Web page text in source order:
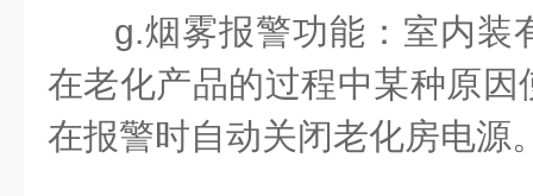
g.烟雾报警功能：室内装
在老化产品的过程中某种原
在报警时自动关闭老化房电源